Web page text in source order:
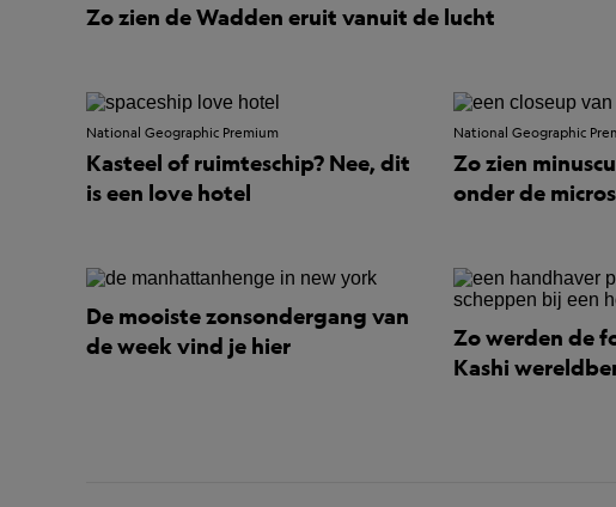
Zo zien de Wadden eruit vanuit de lucht
National Geographic Premium
Kasteel of ruimteschip? Nee, dit
is een love hotel
National Geographic
Zo zien
onder de
De mooiste zonsondergang van
de week vind je hier
Zo werden de
Kashi